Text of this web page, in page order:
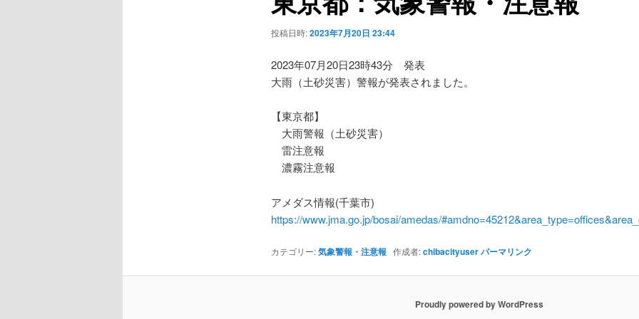
投稿日時:2023年7月20日 23:44
2023年07月20日23時43分 発表
大雨（土砂災害）警報が発表されました。
【東京都】
大雨警報（土砂災害）
雷注意報
濃霧注意報
アメダス情報(千葉市)
https://www.jma.go.jp/bosai/amedas/
カテゴリー:気象警報・注意報 作成者:chibacityuserパーマリンク
Proudly powered by WordPress